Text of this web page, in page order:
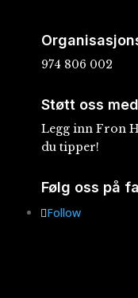
974 806 002
Støtt oss
Legg inn Fron
du tipper!
Følg oss på
Follow